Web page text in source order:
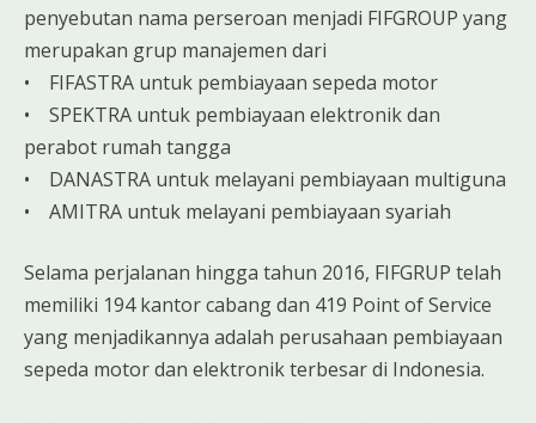
penyebutan nama perseroan menjadi FIFGROUP yang
merupakan grup manajemen dari
• FIFASTRA untuk pembiayaan sepeda motor
• SPEKTRA untuk pembiayaan elektronik dan
perabot rumah tangga
• DANASTRA untuk melayani pembiayaan multiguna
• AMITRA untuk melayani pembiayaan syariah
Selama perjalanan hingga tahun 2016, FIFGRUP telah
memiliki 194 kantor cabang dan 419 Point of Service
yang menjadikannya adalah perusahaan pembiayaan
sepeda motor dan elektronik terbesar di Indonesia.